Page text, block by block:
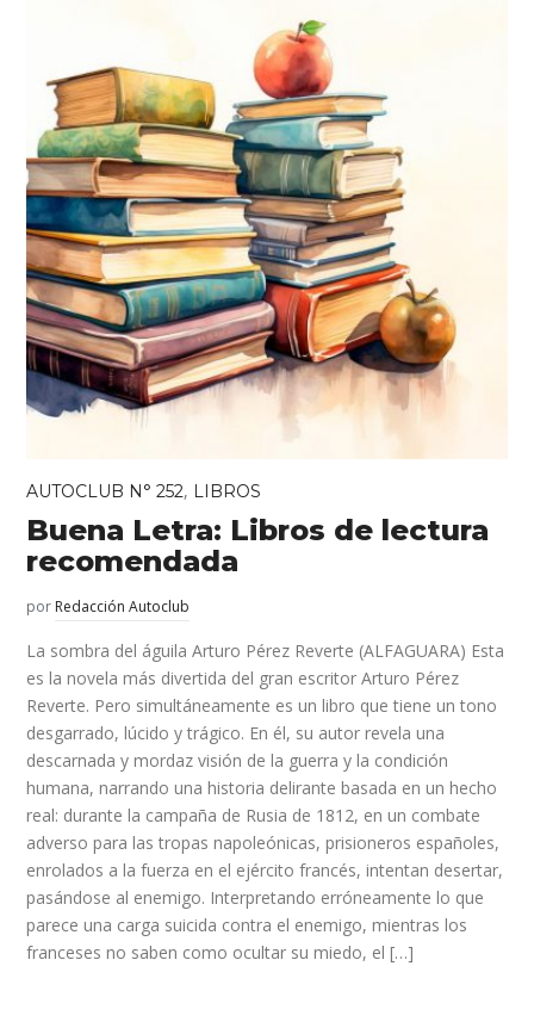
AUTOCLUB N° 252, LIBROS
Buena Letra: Libros de lectura
recomendada
por Redacción Autoclub
La sombra del águila Arturo Pérez Reverte (ALFAGUARA) Esta
es la novela más divertida del gran escritor Arturo Pérez
Reverte. Pero simultáneamente es un libro que tiene un tono
desgarrado, lúcido y trágico. En él, su autor revela una
descarnada y mordaz visión de la guerra y la condición
humana, narrando una historia delirante basada en un hecho
real: durante la campaña de Rusia de 1812, en un combate
adverso para las tropas napoleónicas, prisioneros españoles,
enrolados a la fuerza en el ejército francés, intentan desertar,
pasándose al enemigo. Interpretando erróneamente lo que
parece una carga suicida contra el enemigo, mientras los
franceses no saben como ocultar su miedo, el […]